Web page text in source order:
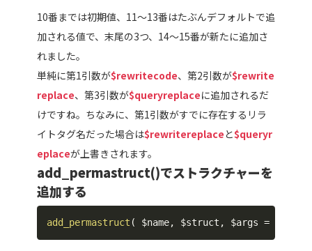
10番までは初期値、11～13番はたぶんデフォルトで追
加される値で、末尾の3つ、14～15番が新たに追加さ
れました。
単純に第1引数が$rewritecode、第2引数が$rewrite
replace、第3引数が$queryreplaceに追加されるだ
けですね。ちなみに、第1引数がすでに存在するリラ
イトタグ名だった場合は$rewritereplaceと$queryr
eplaceが上書きされます。
add_permastruct()でストラクチャーを
追加する
add_permastruct ( $name, $struct , $args =